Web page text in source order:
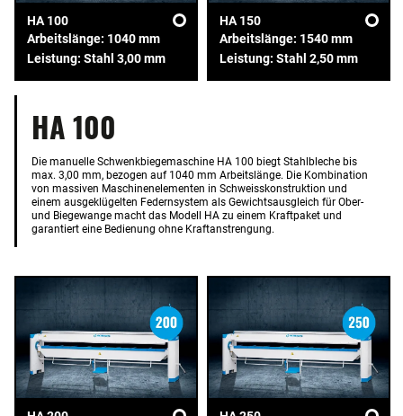
HA 100
Arbeitslänge: 1040 mm
Leistung: Stahl 3,00 mm
HA 150
Arbeitslänge: 1540 mm
Leistung: Stahl 2,50 mm
HA 100
Die manuelle Schwenkbiegemaschine HA 100 biegt Stahlbleche bis
max. 3,00 mm, bezogen auf 1040 mm Arbeitslänge. Die Kombination
von massiven Maschinenelementen in Schweisskonstruktion und
einem ausgeklügelten Federnsystem als Gewichtsausgleich für Ober-
und Biegewange macht das Modell HA zu einem Kraftpaket und
garantiert eine Bedienung ohne Kraftanstrengung.